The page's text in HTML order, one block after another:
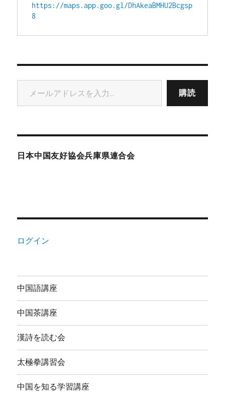
https://maps.app.goo.gl/DhAkeaBMHU2Bcgsp
8
メールアドレスを入力...
購読
日本中国友好協会兵庫県連合会
ログイン
中国語講座
中国茶講座
漢詩を読む会
太極拳講習会
中国を知る学習講座